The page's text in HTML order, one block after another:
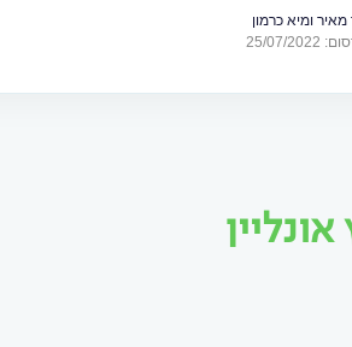
לאורך זמן על שיניים בריאות
מאיר ומיא כרמון
2022